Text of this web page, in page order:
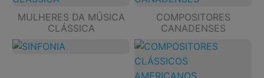
MULHERES DA MÚSICA
CLÁSSICA
COMPOSITORES
CANADENSES